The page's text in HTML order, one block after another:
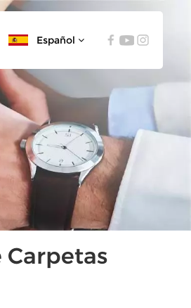
Español
English
español
العربية
Carpetas